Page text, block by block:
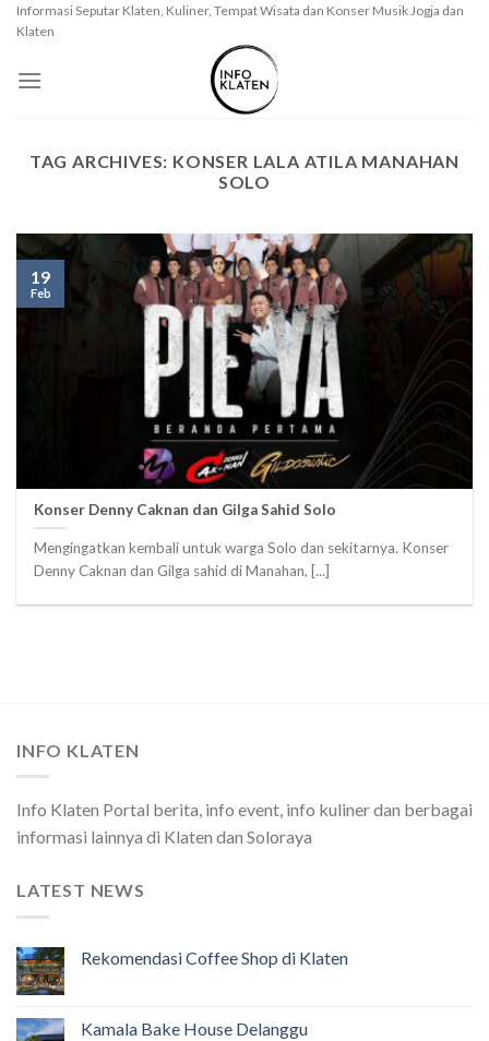
SkipInformasi Seputar Klaten, Kuliner, Tempat Wisata dan Konser Musik Jogja dan
Klaten
TAG ARCHIVES: KONSER LALA ATILA MANAHAN
SOLO
Konser Denny Caknan dan Gilga Sahid Solo
Mengingatkan kembali untuk warga Solo dan sekitarnya. Konser
Denny Caknan dan Gilga sahid di Manahan, [...]
19
Feb
INFO KLATEN
Info Klaten Portal berita, info event, info kuliner dan berbagai
informasi lainnya di Klaten dan Soloraya
LATEST NEWS
Rekomendasi Coffee Shop di Klaten
Kamala Bake House Delanggu